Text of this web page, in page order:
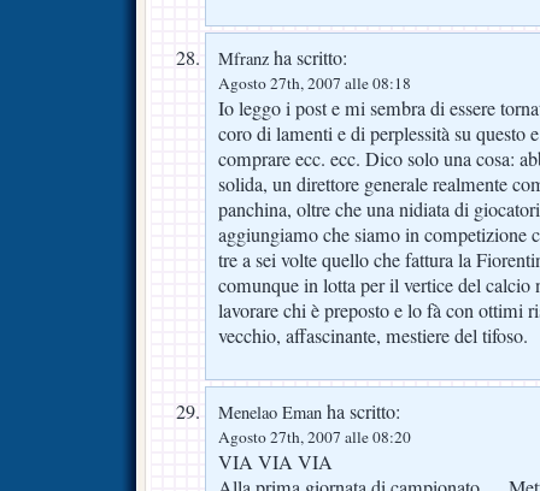
Mfranz ha scritto:
Agosto 27th, 2007 alle 08:18
Io leggo i post e mi sembra di essere
coro di lamenti e di perplessità su questo
comprare ecc. ecc. Dico solo una cosa:
solida, un direttore generale realmente
panchina, oltre che una nidiata di
aggiungiamo che siamo in competizione
tre a sei volte quello che fattura la
comunque in lotta per il vertice del calcio
lavorare chi è preposto e lo fà con ottimi
vecchio, affascinante, mestiere del tifoso.
Menelao Eman ha scritto:
Agosto 27th, 2007 alle 08:20
VIA VIA VIA